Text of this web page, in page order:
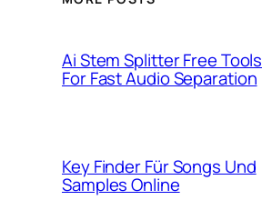
Ai Stem Splitter Free Tools
For Fast Audio Separation
Key Finder Für Songs Und
Samples Online